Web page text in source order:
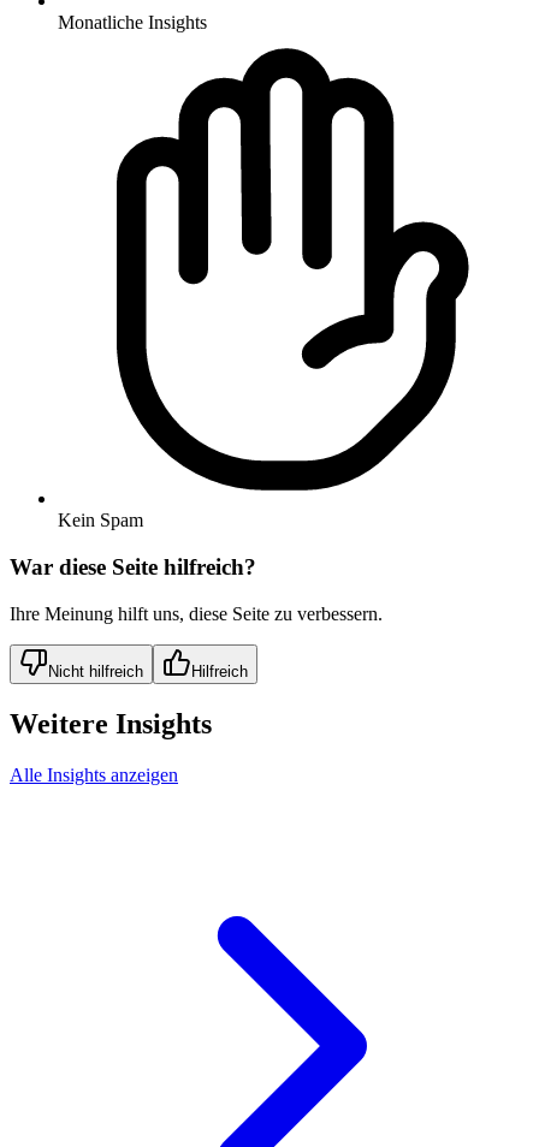
Monatliche Insights
Kein Spam
War diese Seite hilfreich?
Ihre Meinung hilft uns, diese Seite zu verbessern.
Nicht hilfreich Hilfreich
Weitere Insights
Alle Insights anzeigen